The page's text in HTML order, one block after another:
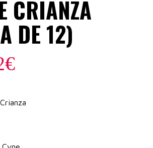
CRIANZA
DE 12)
€